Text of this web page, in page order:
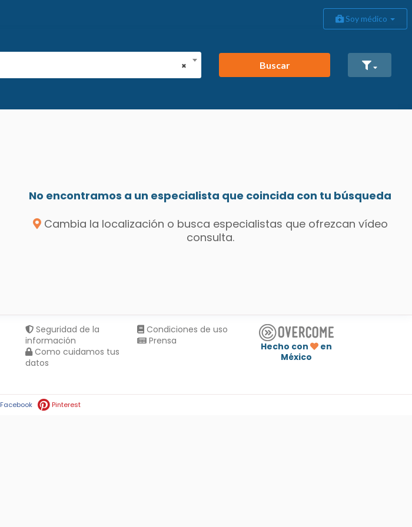
Soy médico
×
Buscar
No encontramos a un especialista que coincida con tu búsqueda
Cambia la localización o busca especialistas que ofrezcan vídeo
consulta.
Seguridad de la
información
Como cuidamos tus
datos
Condiciones de uso
Prensa
Hecho con
en
México
Facebook Pinterest